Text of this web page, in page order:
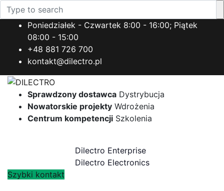
Poniedziałek - Czwartek 8:00 - 16:00; Piątek
08:00 - 15:00
+48 881 726 700
kontakt@dilectro.pl
Sprawdzony dostawca Dystrybucja
Nowatorskie projekty Wdrożenia
Centrum kompetencji Szkolenia
Toggle navigationDilectro Enterprise
Dilectro Electronics
Szybki kontakt